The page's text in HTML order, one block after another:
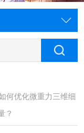
何优化微重力三维细
？